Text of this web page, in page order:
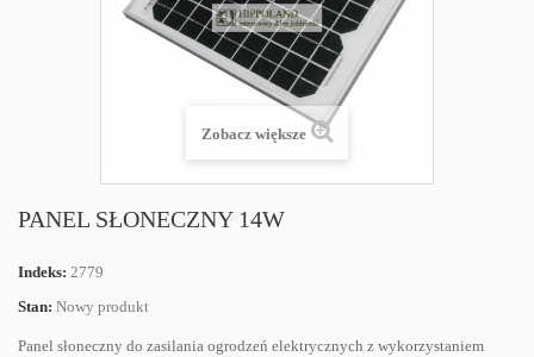
Zobacz większe
PANEL SŁONECZNY 14W
Indeks: 2779
Stan: Nowy produkt
Panel słoneczny do zasilania ogrodzeń elektrycznych z wykorzystaniem